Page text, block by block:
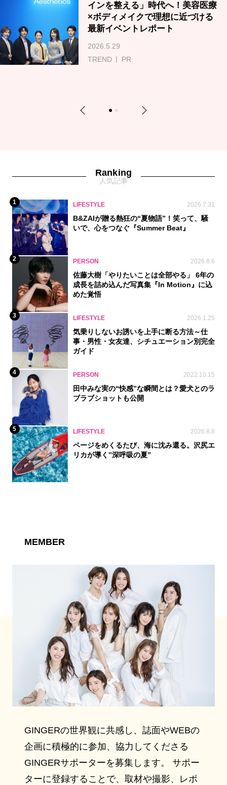
インを整える」時代へ！美容医療
×ボディメイクで理想に近づける
最新イベントレポート
2026.5.29
TREND
PR
Previous 1 2 Next
Ranking
人気記事
1 LIFESTYLE 2026.7.31
B&ZAIが贈る熱狂の“夏物語”！笑って、騒
いで、心をつなぐ『Summer Beat』
2 PERSON 2026.8.6
佐藤大樹「やりたいことは全部やる」 6年の
成長を詰め込んだ写真集『In Motion』に込
めた覚悟
3 LIFESTYLE 2026.1.25
気乗りしないお誘いを上手に断る方法～仕
事・男性・女友達、シチュエーション別完全
ガイド
4 PERSON 2022.10.15
田中みな実の“快感”な瞬間とは？愛犬とのラ
ブラブショットも公開
5 LIFESTYLE 2026.8.8
ページをめくるたび、海に沈み還る。沢尻エ
リカが導く‟深呼吸の夏”
MEMBER
GINGERの世界観に共感し、誌面やWEBの
企画に積極的に参加、協力してくださる
GINGERサポーターを募集します。 サポー
ターに登録することで、取材や撮影、レポ